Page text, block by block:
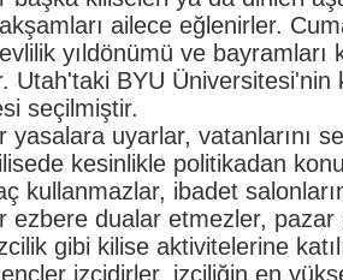
ailece eğlenirler.
yıldönümü ve bayramları
Utah'taki BYU
seçilmiştir.
yasalara uyarlar, vatanlarını
kesinlikle politikadan
kullanmazlar, ibadet
ezbere dualar etmezler,
gibi kilise aktivitelerine
izcidirler, izciliğin en